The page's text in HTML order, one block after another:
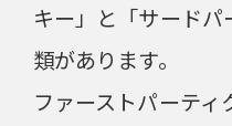
キー」と「サード
類があります。
ファーストパーテ